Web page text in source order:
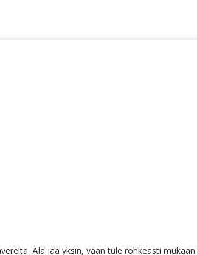
Älä jää yksin, vaan tule rohkeasti mukaan.